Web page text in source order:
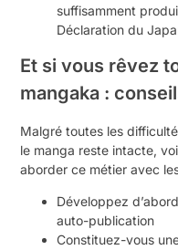
suffisamment
Déclaration du
Et si vous rêvez
mangaka :
Malgré toutes les
le manga reste intacte,
aborder ce métier avec
Développez
auto-publication
Constituez-vous